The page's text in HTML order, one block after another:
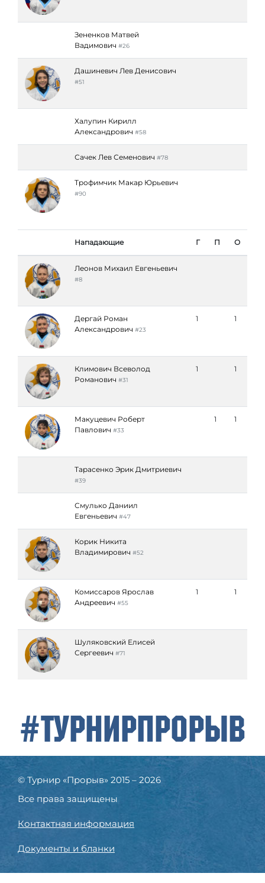
Зененков Матвей
Вадимович #26
Дашиневич Лев Денисович
#51
Халупин Кирилл
Александрович #58
Сачек Лев Семенович #78
Трофимчик Макар Юрьевич
#90
Нападающие Г П О
Леонов Михаил Евгеньевич
#8
Дергай Роман
Александрович #23
1 1
Климович Всеволод
Романович #31
1 1
Макуцевич Роберт
Павлович #33
1 1
Тарасенко Эрик Дмитриевич
#39
Смулько Даниил
Евгеньевич #47
Корик Никита
Владимирович #52
Комиссаров Ярослав
Андреевич #55
1 1
Шуляковский Елисей
Сергеевич #71
#ТурнирПрорыв
© Турнир «Прорыв» 2015 – 2026
Все права защищены
Контактная информация
Документы и бланки